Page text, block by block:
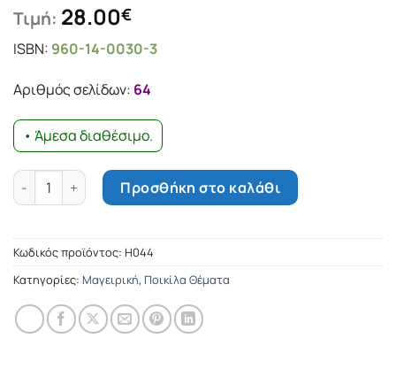
Τιμή: 28.00€
ISBN: 960-14-0030-3
Αριθμός σελίδων: 64
• Άμεσα διαθέσιμο.
Φτιάχνοντας ονειρεμένα παγωτά ποσότητα
Προσθήκη στο καλάθι
Κωδικός προϊόντος: Η044
Κατηγορίες: Μαγειρική, Ποικίλα Θέματα